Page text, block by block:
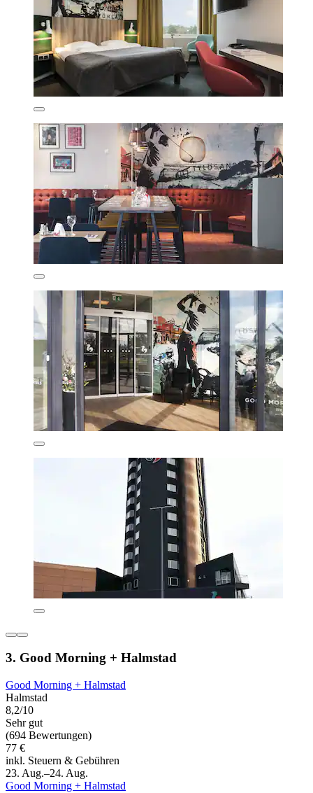
3. Good Morning + Halmstad
Good Morning + Halmstad
Halmstad
8,2/10
Sehr gut
(694 Bewertungen)
77 €
inkl. Steuern & Gebühren
23. Aug.–24. Aug.
Good Morning + Halmstad